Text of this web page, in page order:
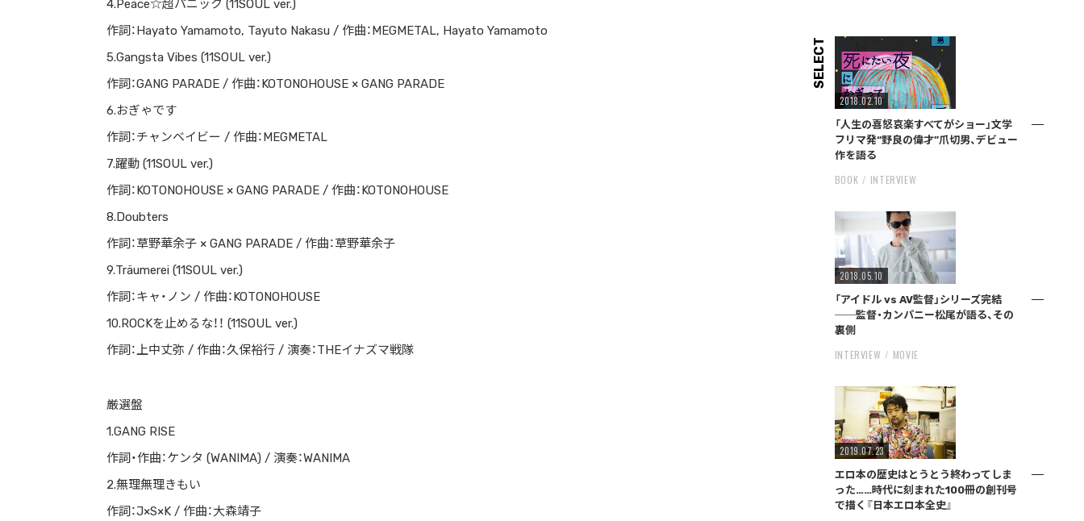
4.Peace☆超パニック (11SOUL ver.)
作詞：Hayato Yamamoto, Tayuto Nakasu / 作曲：MEGMETAL, Hayato Yamamoto
5.Gangsta Vibes (11SOUL ver.)
作詞：GANG PARADE / 作曲：KOTONOHOUSE × GANG PARADE
6.おぎゃです
作詞：チャンベイビー / 作曲：MEGMETAL
7.躍動 (11SOUL ver.)
作詞：KOTONOHOUSE × GANG PARADE / 作曲：KOTONOHOUSE
8.Doubters
作詞：草野華余子 × GANG PARADE / 作曲：草野華余子
9.Träumerei (11SOUL ver.)
作詞：キャ・ノン / 作曲：KOTONOHOUSE
10.ROCKを止めるな！！ (11SOUL ver.)
作詞：上中丈弥 / 作曲：久保裕行 / 演奏：THEイナズマ戦隊
厳選盤
1.GANG RISE
作詞・作曲：ケンタ (WANIMA) / 演奏：WANIMA
2.無理無理きもい
作詞：J×S×K / 作曲：大森靖子
SELECT
2018.02.10
「人生の喜怒哀楽すべてがショー」文学
フリマ発“野良の偉才”爪切男、デビュー
作を語る
BOOK INTERVIEW
2018.05.10
「アイドル vs AV監督」シリーズ完結
──監督・カンパニー松尾が語る、その
裏側
INTERVIEW MOVIE
2019.07.23
エロ本の歴史はとうとう終わってしま
った……時代に刻まれた100冊の創刊号
で描く『日本エロ本全史』